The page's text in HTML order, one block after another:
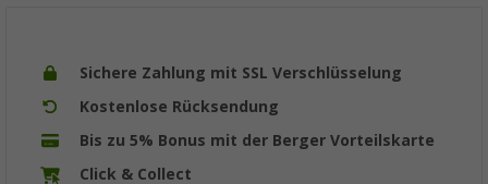
Sichere Zahlung mit SSL Verschlüsselung
Kostenlose Rücksendung
Bis zu 5% Bonus mit der Berger Vorteilskarte
Click & Collect